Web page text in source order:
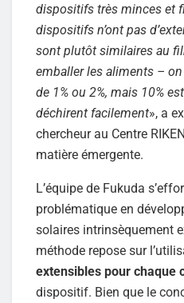
dispositifs très minces et
dispositifs n’ont pas
sont plutôt similaires au
emballer les aliments –
de 1% ou 2%, mais 10%
déchirent facilement», a
chercheur au Centre
matière émergente.
L’équipe de Fukuda
problématique en
solaires intrinsèquement
méthode repose sur
extensibles pour chaque
dispositif. Bien que le